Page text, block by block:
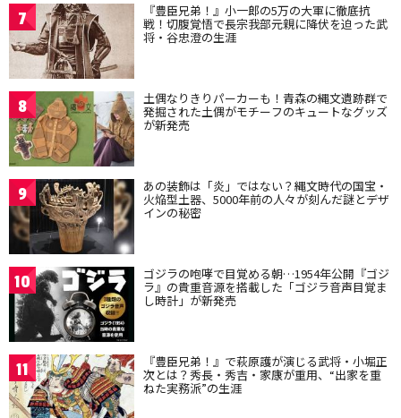
7 『豊臣兄弟！』小一郎の5万の大軍に徹底抗
戦！切腹覚悟で長宗我部元親に降伏を迫った武
将・谷忠澄の生涯
8 土偶なりきりパーカーも！青森の縄文遺跡群で
発掘された土偶がモチーフのキュートなグッズ
が新発売
9 あの装飾は「炎」ではない？縄文時代の国宝・
火焔型土器、5000年前の人々が刻んだ謎とデザ
インの秘密
10 ゴジラの咆哮で目覚める朝…1954年公開『ゴジ
ラ』の貴重音源を搭載した「ゴジラ音声目覚ま
し時計」が新発売
11 『豊臣兄弟！』で萩原護が演じる武将・小堀正
次とは？秀長・秀吉・家康が重用、“出家を重
ねた実務派”の生涯